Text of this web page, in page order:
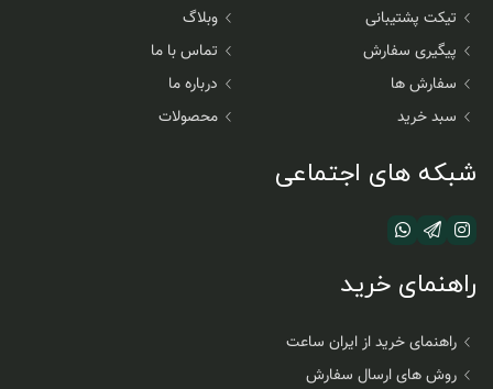
تیکت پشتیبانی
پیگیری سفارش
سفارش ها
سبد خرید
شبکه های اجتماعی
وبلاگ
تماس با ما
درباره ما
محصولات
راهنمای خرید
راهنمای خرید از ایران ساعت
روش های ارسال سفارش